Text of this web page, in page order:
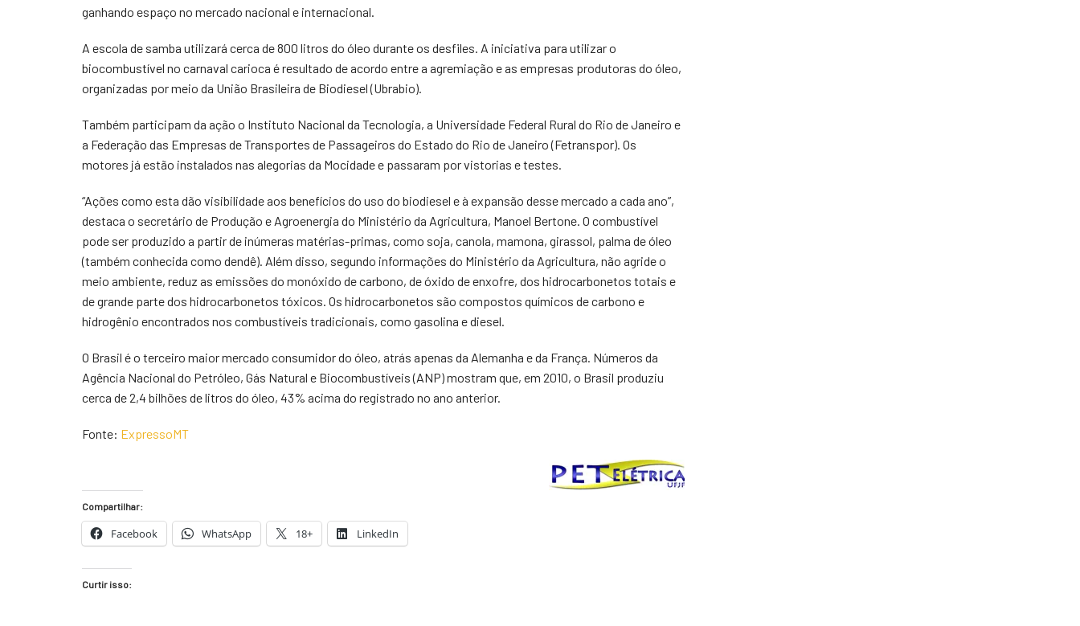
Tecnologia
ganhando espaço no mercado nacional e internacional.
A escola de samba utilizará cerca de 800 litros do óleo durante os desfiles. A iniciativa para utilizar o
biocombustível no carnaval carioca é resultado de acordo entre a agremiação e as empresas produtoras do óleo,
organizadas por meio da União Brasileira de Biodiesel (Ubrabio).
Também participam da ação o Instituto Nacional da Tecnologia, a Universidade Federal Rural do Rio de Janeiro e
a Federação das Empresas de Transportes de Passageiros do Estado do Rio de Janeiro (Fetranspor). Os
motores já estão instalados nas alegorias da Mocidade e passaram por vistorias e testes.
“Ações como esta dão visibilidade aos benefícios do uso do biodiesel e à expansão desse mercado a cada ano”,
destaca o secretário de Produção e Agroenergia do Ministério da Agricultura, Manoel Bertone. O combustível
pode ser produzido a partir de inúmeras matérias-primas, como soja, canola, mamona, girassol, palma de óleo
(também conhecida como dendê). Além disso, segundo informações do Ministério da Agricultura, não agride o
meio ambiente, reduz as emissões do monóxido de carbono, de óxido de enxofre, dos hidrocarbonetos totais e
de grande parte dos hidrocarbonetos tóxicos. Os hidrocarbonetos são compostos químicos de carbono e
hidrogênio encontrados nos combustíveis tradicionais, como gasolina e diesel.
O Brasil é o terceiro maior mercado consumidor do óleo, atrás apenas da Alemanha e da França. Números da
Agência Nacional do Petróleo, Gás Natural e Biocombustíveis (ANP) mostram que, em 2010, o Brasil produziu
cerca de 2,4 bilhões de litros do óleo, 43% acima do registrado no ano anterior.
Fonte: ExpressoMT
Compartilhar:
Facebook WhatsApp 18+ LinkedIn
Curtir isso: